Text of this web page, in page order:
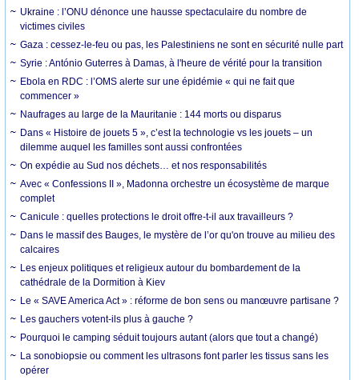
Ukraine : l’ONU dénonce une hausse spectaculaire du nombre de
victimes civiles
Gaza : cessez-le-feu ou pas, les Palestiniens ne sont en sécurité nulle part
Syrie : António Guterres à Damas, à l'heure de vérité pour la transition
Ebola en RDC : l’OMS alerte sur une épidémie « qui ne fait que
commencer »
Naufrages au large de la Mauritanie : 144 morts ou disparus
Dans « Histoire de jouets 5 », c’est la technologie vs les jouets – un
dilemme auquel les familles sont aussi confrontées
On expédie au Sud nos déchets… et nos responsabilités
Avec « Confessions II », Madonna orchestre un écosystème de marque
complet
Canicule : quelles protections le droit offre-t-il aux travailleurs ?
Dans le massif des Bauges, le mystère de l’or qu'on trouve au milieu des
calcaires
Les enjeux politiques et religieux autour du bombardement de la
cathédrale de la Dormition à Kiev
Le « SAVE America Act » : réforme de bon sens ou manœuvre partisane ?
Les gauchers votent-ils plus à gauche ?
Pourquoi le camping séduit toujours autant (alors que tout a changé)
La sonobiopsie ou comment les ultrasons font parler les tissus sans les
opérer